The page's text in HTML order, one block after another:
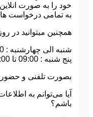
خود را به صورت
به تمامی درخواست
همچنین میتوانید در
شنبه الی چهارشنبه : 09:00 تا 18:00
پنج شنبه : 09:00 تا 16:00
بصورت تلفنی و
آیا می‌‏توانم به
باشم؟